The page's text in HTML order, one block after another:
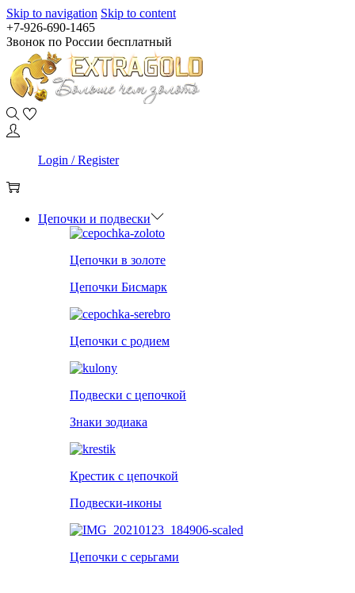
Skip to navigation Skip to content
+7-926-690-1465
Звонок по России бесплатный
Login / Register
Цепочки и подвески
Цепочки в золоте
Цепочки Бисмарк
Цепочки с родием
Подвески с цепочкой
Знаки зодиака
Крестик с цепочкой
Подвески-иконы
Цепочки с серьгами